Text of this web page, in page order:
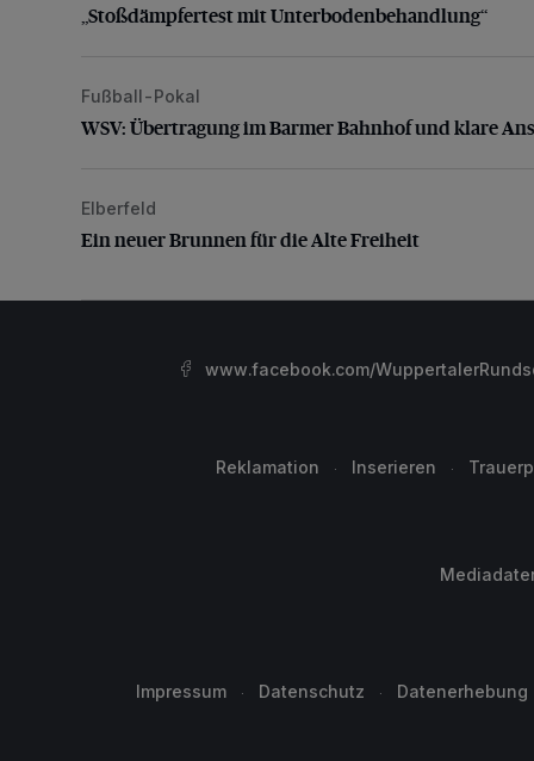
„Stoßdämpfertest mit Unterbodenbehandlung“
WSV: Übertragung im Barmer Bahnhof und klare
Fußball-Pokal
WSV: Übertragung im Barmer Bahnhof und klare
Ein neuer Brunnen für die Alte Freiheit
Elberfeld
Ein neuer Brunnen für die Alte Freiheit
www.facebook.com/
Reklamation Inserieren
Impressum Datenschutz Datenerhebung